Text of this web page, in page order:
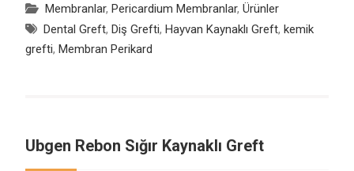
Membranlar, Pericardium Membranlar, Ürünler
Dental Greft, Diş Grefti, Hayvan Kaynaklı Greft, kemik
grefti, Membran Perikard
Ubgen Rebon Sığır Kaynaklı Greft